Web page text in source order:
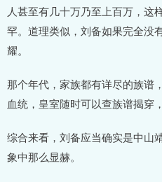
人甚至有几十万乃至上百万，这
罕。道理类似，刘备如果完全没
耀。
那个年代，家族都有详尽的族谱
血统，皇室随时可以查族谱揭穿
综合来看，刘备应当确实是中山
象中那么显赫。